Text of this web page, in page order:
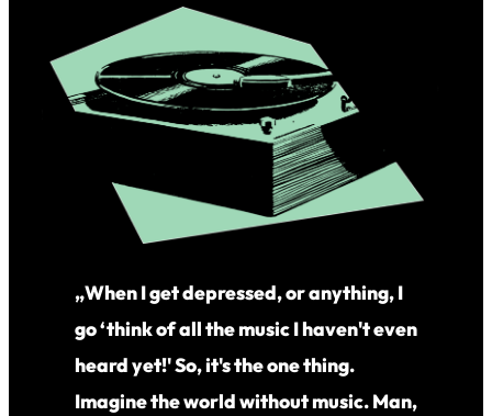
„When I get depressed, or anything, I
go ‘think of all the music I haven't even
heard yet!' So, it's the one thing.
Imagine the world without music. Man,